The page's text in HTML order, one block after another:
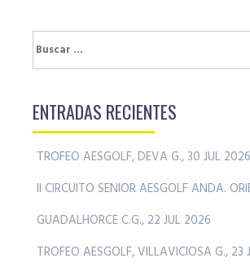
Buscar:
ENTRADAS RECIENTES
TROFEO AESGOLF, DEVA G., 30 JUL 2026
II CIRCUITO SENIOR AESGOLF ANDA.
GUADALHORCE C.G., 22 JUL 2026
TROFEO AESGOLF, VILLAVICIOSA G., 23